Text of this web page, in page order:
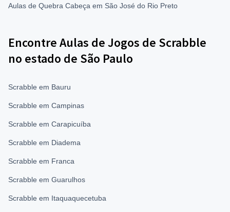
Aulas de Quebra Cabeça em São José do Rio Preto
Encontre Aulas de Jogos de Scrabble
no estado de São Paulo
Scrabble em Bauru
Scrabble em Campinas
Scrabble em Carapicuíba
Scrabble em Diadema
Scrabble em Franca
Scrabble em Guarulhos
Scrabble em Itaquaquecetuba